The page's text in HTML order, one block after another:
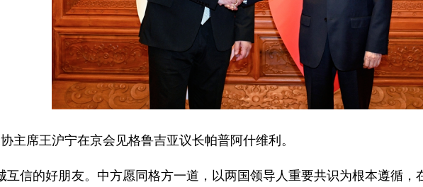
主席王沪宁在京会见格鲁吉亚议长帕普阿什维利。
互信的好朋友。中方愿同格方一道，以两国领导人重要共识为根本遵循，